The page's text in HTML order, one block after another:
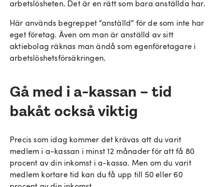
arbetslösheten. Det är en rätt som bara anställda har.
Här används begreppet ”anställd” för de som inte har
eget företag. Även om man är anställd av sitt
aktiebolag räknas man ändå som egenföretagare i
arbetslöshetsförsäkringen.
Gå med i a-kassan – tid
bakåt också viktig
Precis som idag kommer det krävas att du varit
medlem i a-kassan i minst 12 månader för att få 80
procent av din inkomst i a-kassa. Men om du varit
medlem kortare tid kan du få upp till 50 eller 60